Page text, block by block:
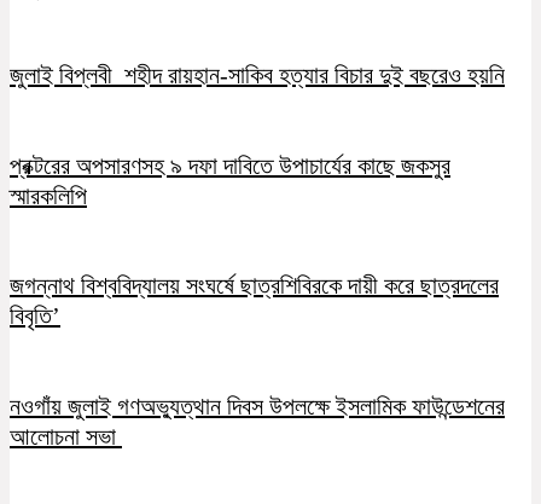
জুলাই বিপ্লবী শহীদ রায়হান-সাকিব হত্যার বিচার দুই বছরেও হয়নি
প্রক্টরের অপসারণসহ ৯ দফা দাবিতে উপাচার্যের কাছে জকসুর
স্মারকলিপি
জগন্নাথ বিশ্ববিদ্যালয় সংঘর্ষে ছাত্রশিবিরকে দায়ী করে ছাত্রদলের
বিবৃতি’
নওগাঁয় জুলাই গণঅভ্যুত্থান দিবস উপলক্ষে ইসলামিক ফাউন্ডেশনের
আলোচনা সভা